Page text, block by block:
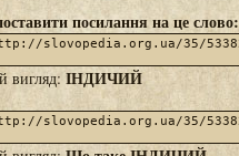
посилання на це слово:
вигляд: ІНДИЧИЙ